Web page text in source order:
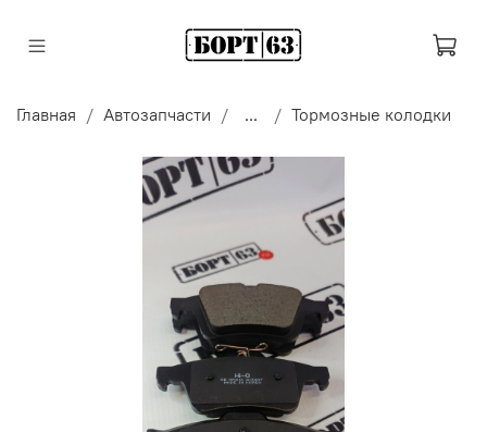
Главная Автозапчасти ... Тормозные колодки